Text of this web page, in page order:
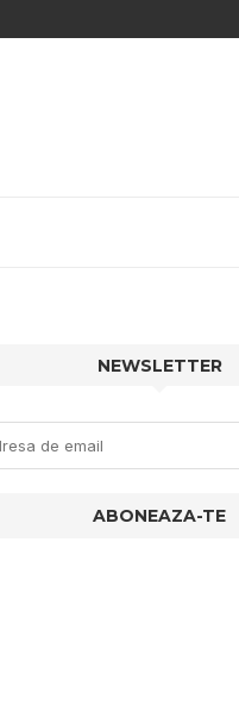
NEWSLETTER